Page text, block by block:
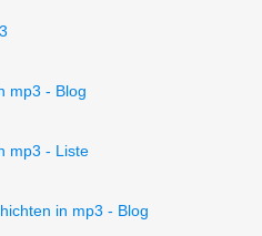
mp3 - Blog
mp3 - Liste
in mp3 - Blog